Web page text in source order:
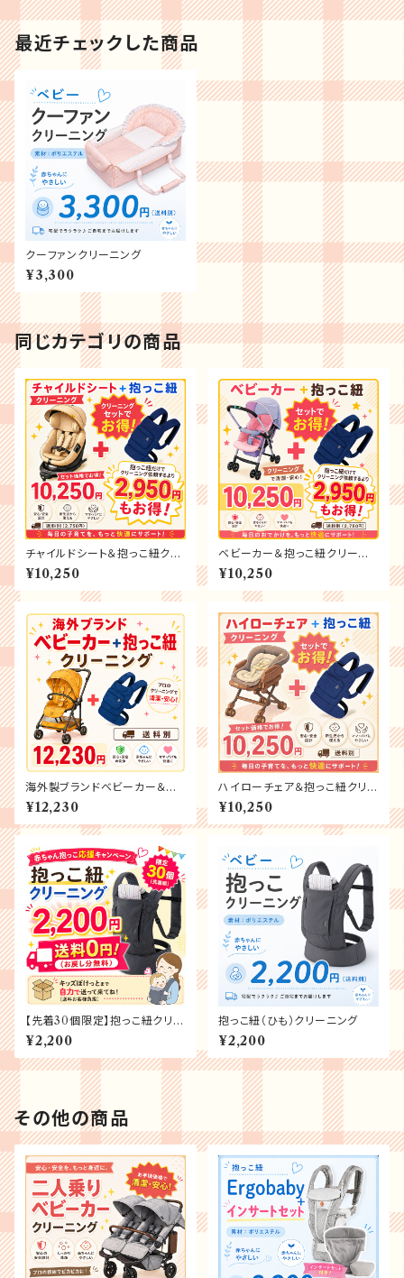
最近チェックした商品
クーファンクリーニング
¥3,300
同じカテゴリの商品
チャイルドシート＆抱っこ紐クリ
ーニング
¥10,250
ベビーカー＆抱っこ紐クリーニ
ング
¥10,250
海外製ブランドベビーカー＆抱
っこ紐クリーニング
¥12,230
ハイローチェア＆抱っこ紐クリー
ニング
¥10,250
【先着30個限定】抱っこ紐クリー
ニング 赤ちゃん応援キャンペ
ーン
¥2,200
抱っこ紐（ひも）クリーニング
¥2,200
その他の商品